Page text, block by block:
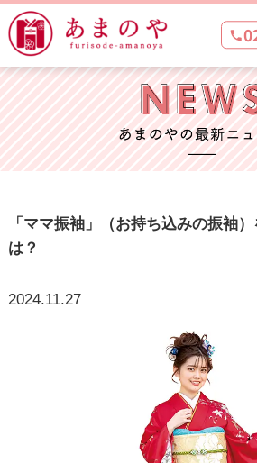
「ママ振袖」（お持ち込みの振袖
は？
2024.11.27